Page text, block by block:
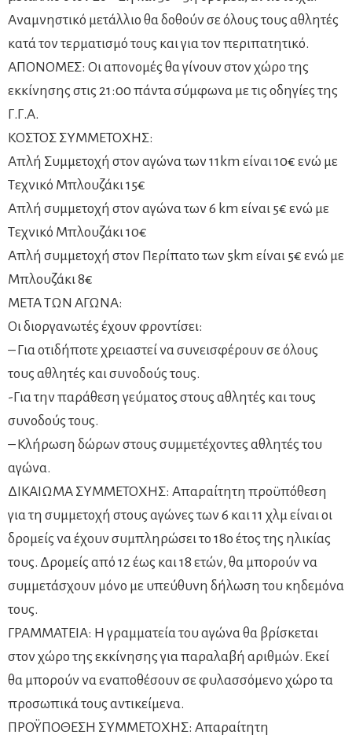
Αναμνηστικό μετάλλιο θα δοθούν σε όλους τους αθλητές
κατά τον τερματισμό τους και για τον περιπατητικό.
ΑΠΟΝΟΜΕΣ: Οι απονομές θα γίνουν στον χώρο της
εκκίνησης στις 21:00 πάντα σύμφωνα με τις οδηγίες της
Γ.Γ.Α.
ΚΟΣΤΟΣ ΣΥΜΜΕΤΟΧΗΣ:
Απλή Συμμετοχή στον αγώνα των 11km είναι 10€ ενώ με
Τεχνικό Μπλουζάκι 15€
Απλή συμμετοχή στον αγώνα των 6 km είναι 5€ ενώ με
Τεχνικό Μπλουζάκι 10€
Απλή συμμετοχή στον Περίπατο των 5km είναι 5€ ενώ με
Μπλουζάκι 8€
ΜΕΤΑ ΤΩΝ ΑΓΩΝΑ:
Οι διοργανωτές έχουν φροντίσει:
– Για οτιδήποτε χρειαστεί να συνεισφέρουν σε όλους
τους αθλητές και συνοδούς τους.
-Για την παράθεση γεύματος στους αθλητές και τους
συνοδούς τους.
– Κλήρωση δώρων στους συμμετέχοντες αθλητές του
αγώνα.
ΔΙΚΑΙΩΜΑ ΣΥΜΜΕΤΟΧΗΣ: Απαραίτητη προϋπόθεση
για τη συμμετοχή στους αγώνες των 6 και 11 χλμ είναι οι
δρομείς να έχουν συμπληρώσει το 18ο έτος της ηλικίας
τους. Δρομείς από 12 έως και 18 ετών, θα μπορούν να
συμμετάσχουν μόνο με υπεύθυνη δήλωση του κηδεμόνα
τους.
ΓΡΑΜΜΑΤΕΙΑ: Η γραμματεία του αγώνα θα βρίσκεται
στον χώρο της εκκίνησης για παραλαβή αριθμών. Εκεί
θα μπορούν να εναποθέσουν σε φυλασσόμενο χώρο τα
προσωπικά τους αντικείμενα.
ΠΡΟΫΠΟΘΕΣΗ ΣΥΜΜΕΤΟΧΗΣ: Απαραίτητη